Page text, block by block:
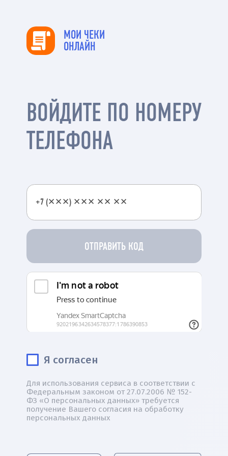
МОИ ЧЕКИ
ОНЛАЙН
ВОЙДИТЕ ПО НОМЕРУ
ТЕЛЕФОНА
ОТПРАВИТЬ КОД
Я согласен
Для использования сервиса в соответствии с
Федеральным законом от 27.07.2006 № 152-
ФЗ «О персональных данных» требуется
получение Вашего согласия на обработку
персональных данных